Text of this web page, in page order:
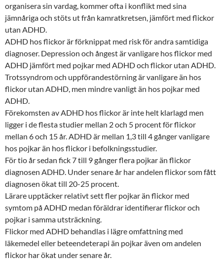
organisera sin vardag, kommer ofta i konflikt med sina
jämnåriga och stöts ut från kamratkretsen, jämfört med flickor
utan ADHD.
ADHD hos flickor är förknippat med risk för andra samtidiga
diagnoser. Depression och ångest är vanligare hos flickor med
ADHD jämfört med pojkar med ADHD och flickor utan ADHD.
Trotssyndrom och uppförandestörning är vanligare än hos
flickor utan ADHD, men mindre vanligt än hos pojkar med
ADHD.
Förekomsten av ADHD hos flickor är inte helt klarlagd men
ligger i de flesta studier mellan 2 och 5 procent för flickor
mellan 6 och 15 år. ADHD är mellan 1,3 till 4 gånger vanligare
hos pojkar än hos flickor i befolkningsstudier.
För tio år sedan fick 7 till 9 gånger flera pojkar än flickor
diagnosen ADHD. Under senare år har andelen flickor som fått
diagnosen ökat till 20-25 procent.
Lärare upptäcker relativt sett fler pojkar än flickor med
symtom på ADHD medan föräldrar identifierar flickor och
pojkar i samma utsträckning.
Flickor med ADHD behandlas i lägre omfattning med
läkemedel eller beteendeterapi än pojkar även om andelen
flickor har ökat under senare år.